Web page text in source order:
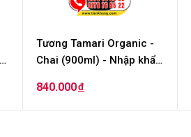
Tương Tamari Organic -
Chai (900ml) - Nhập khẩu
840.000đ